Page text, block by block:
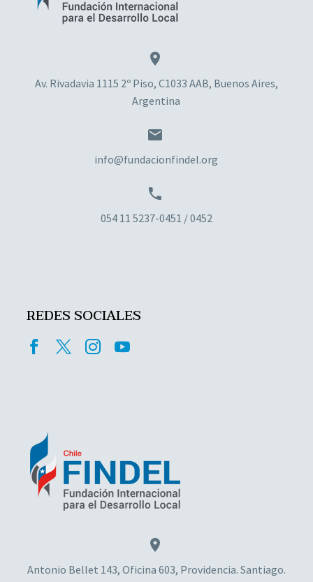


Av. Rivadavia 1115 2º Piso, C1033 AAB, Buenos Aires,
Argentina


info@fundacionfindel.org


054 11 5237-0451 / 0452
REDES SOCIALES


Antonio Bellet 143, Oficina 603, Providencia. Santiago.